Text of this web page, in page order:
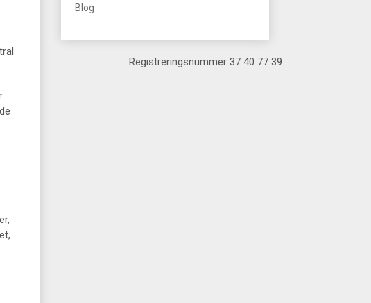
Blog
Registreringsnummer 37 40 77 39